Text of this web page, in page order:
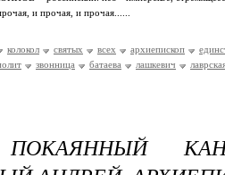
и прочая, и прочая......
колокол святых всех архиепископ
звонница батаева лашкевич
ПОКАЯННЫЙ